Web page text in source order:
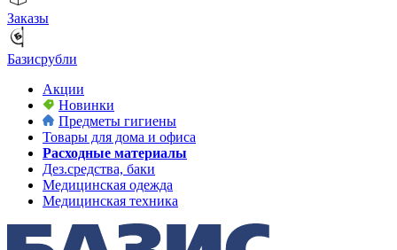
Заказы
Базисрубли
Акции
Новинки
Предметы гигиены
Товары для дома и офиса
Расходные материалы
Дез.средства, баки
Медицинская одежда
Медицинская техника